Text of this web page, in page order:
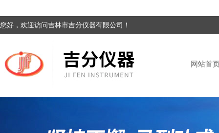
您好，欢迎访问吉林市吉分仪器有限公司！
网站首